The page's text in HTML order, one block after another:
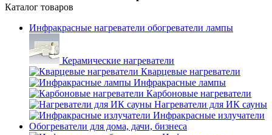
Каталог товаров
Инфракрасные нагреватели обогреватели лампы
Керамические нагреватели
Кварцевые нагреватели
Инфракрасные лампы
Карбоновые нагреватели
Нагреватели для ИК сауны
Инфракрасные излучатели
Обогреватели для дома, дачи, бизнеса